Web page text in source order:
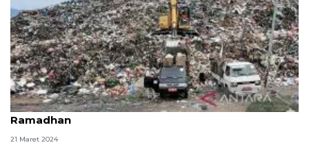
Volume sampah di Banda Aceh meningkat selama
Ramadhan
21 Maret 2024